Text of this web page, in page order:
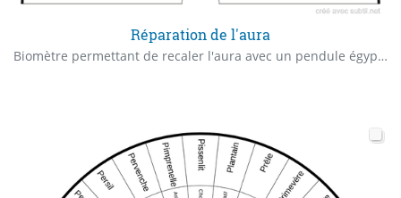
Réparation de l'aura
Biomètre permettant de recaler l'aura avec un pendule égyptien.